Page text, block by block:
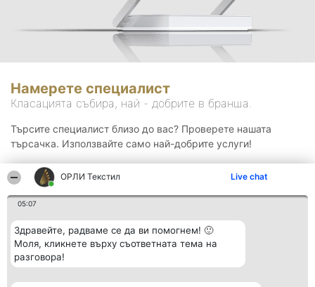
ОРЛИ Текстил Live chat
05:07
Здравейте, радваме се да ви помогнем! 🙂
Моля, кликнете върху съответната тема на
разговора!
Намерете специалист
Класацията събира, най - добрите в бранша.
Търсите специалист близо до вас? Проверете нашата
търсачка. Използвайте само най-добрите услуги!